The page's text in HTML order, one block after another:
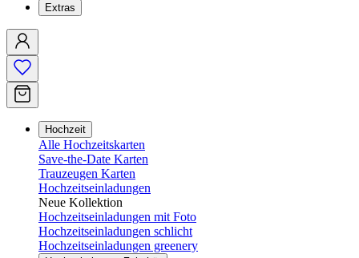
Extras
Hochzeit
Alle Hochzeitskarten
Save-the-Date Karten
Trauzeugen Karten
Hochzeitseinladungen
Neue Kollektion
Hochzeitseinladungen mit Foto
Hochzeitseinladungen schlicht
Hochzeitseinladungen greenery